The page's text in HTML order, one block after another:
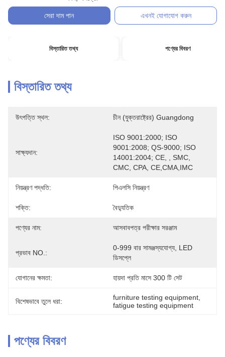
সেরা দাম পান এখনই যোগাযোগ করুন
বিস্তারিত তথ্য পণ্যের বিবরণ
বিস্তারিত তথ্য
উৎপত্তি স্থল: চীন (যুক্তরাষ্ট্রের) Guangdong
সাক্ষ্যদান:
ISO 9001:2000; ISO
9001:2008; QS-9000; ISO
14001:2004; CE, , SMC,
CMC, CPA, CE,CMA,IMC
নিয়ন্ত্রণ পদ্ধতি: পিএলসি নিয়ন্ত্রণ
শক্তি: বৈদ্যুতিক
পণ্যের নাম: আসবাবপত্র পরীক্ষার সরঞ্জাম
প্রভাব NO.:
0-999 বার সামঞ্জস্যযোগ্য, LED
ডিসপ্লে
যোগানের ক্ষমতা: হায়দা প্রতি মাসে 300 টি সেট
বিশেষভাবে তুলে ধরা: furniture testing equipment
fatigue testing equipment
পণ্যের বিবরণ